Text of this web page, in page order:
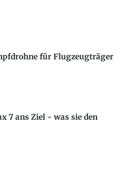
für Flugzeugträger
7 ans Ziel - was sie den